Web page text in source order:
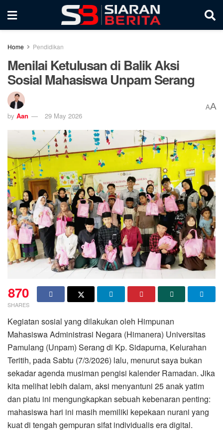
Home Pendidikan
Menilai Ketulusan di Balik Aksi
Sosial Mahasiswa Unpam Serang
by Aan 29 May 2026
AA
870
SHARES
Kegiatan sosial yang dilakukan oleh Himpunan
Mahasiswa Administrasi Negara (Himanera) Universitas
Pamulang (Unpam) Serang di Kp. Sidapurna, Kelurahan
Teritih, pada Sabtu (7/3/2026) lalu, menurut saya bukan
sekadar agenda musiman pengisi kalender Ramadan. Jika
kita melihat lebih dalam, aksi menyantuni 25 anak yatim
dan piatu ini mengungkapkan sebuah kebenaran penting:
mahasiswa hari ini masih memiliki kepekaan nurani yang
kuat di tengah gempuran sifat individualis era digital.